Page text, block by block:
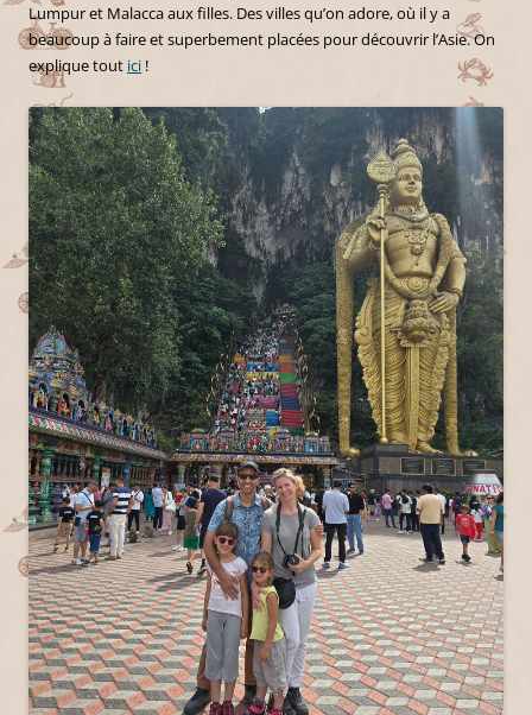
Lumpur et Malacca aux filles. Des villes qu’on adore, où il y a
beaucoup à faire et superbement placées pour découvrir l’Asie. On
explique tout ici !